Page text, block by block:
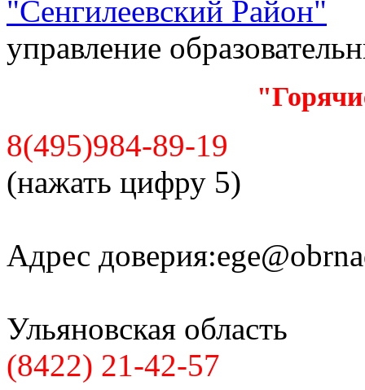
"Сенгилеевский Район"
управление
8(495)984-89-19
(нажать цифру 5)
Адрес доверия:
Ульяновская область
(8422) 21-42-57